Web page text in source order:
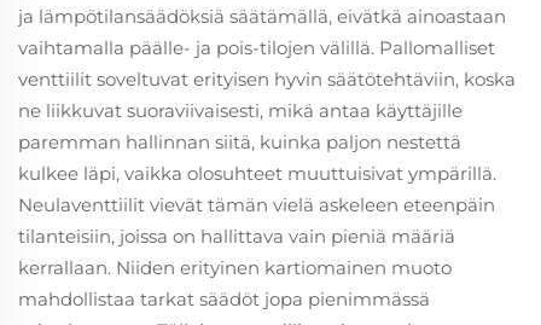
ja lämpötilansäädöksiä säätämällä, eivätkä ainoastaan
vaihtamalla päälle- ja pois-tilojen välillä. Pallomalliset
venttiilit soveltuvat erityisen hyvin säätötehtäviin, koska
ne liikkuvat suoraviivaisesti, mikä antaa käyttäjille
paremman hallinnan siitä, kuinka paljon nestettä
kulkee läpi, vaikka olosuhteet muuttuisivat ympärillä.
Neulaventtiilit vievät tämän vielä askeleen eteenpäin
tilanteisiin, joissa on hallittava vain pieniä määriä
kerrallaan. Niiden erityinen kartiomainen muoto
mahdollistaa tarkat säädöt jopa pienimmässä